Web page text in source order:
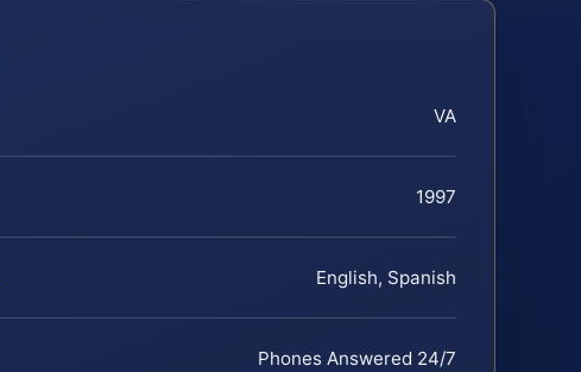
VA
1997
English, Spanish
Phones Answered 24/7